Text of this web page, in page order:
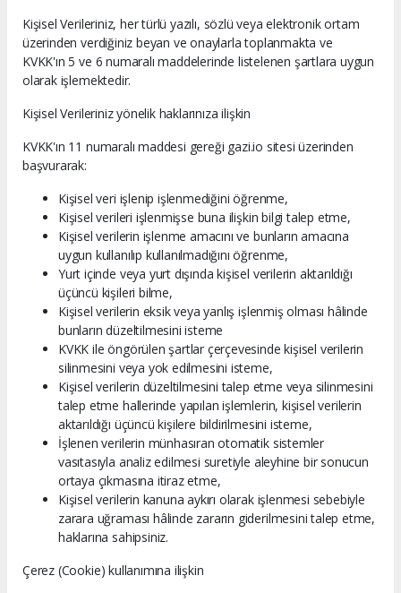
Kişisel Verileriniz, her türlü yazılı, sözlü veya elektronik ortam
üzerinden verdiğiniz beyan ve onaylarla toplanmakta ve
KVKK'ın 5 ve 6 numaralı maddelerinde listelenen şartlara uygun
olarak işlemektedir.
Kişisel Verileriniz yönelik haklarınıza ilişkin
KVKK'ın 11 numaralı maddesi gereği gazi.io sitesi üzerinden
başvurarak:
Kişisel veri işlenip işlenmediğini öğrenme,
Kişisel verileri işlenmişse buna ilişkin bilgi talep etme,
Kişisel verilerin işlenme amacını ve bunların amacına
uygun kullanılıp kullanılmadığını öğrenme,
Yurt içinde veya yurt dışında kişisel verilerin aktarıldığı
üçüncü kişileri bilme,
Kişisel verilerin eksik veya yanlış işlenmiş olması hâlinde
bunların düzeltilmesini isteme
KVKK ile öngörülen şartlar çerçevesinde kişisel verilerin
silinmesini veya yok edilmesini isteme,
Kişisel verilerin düzeltilmesini talep etme veya silinmesini
talep etme hallerinde yapılan işlemlerin, kişisel verilerin
aktarıldığı üçüncü kişilere bildirilmesini isteme,
İşlenen verilerin münhasıran otomatik sistemler
vasıtasıyla analiz edilmesi suretiyle aleyhine bir sonucun
ortaya çıkmasına itiraz etme,
Kişisel verilerin kanuna aykırı olarak işlenmesi sebebiyle
zarara uğraması hâlinde zararın giderilmesini talep etme,
haklarına sahipsiniz.
Çerez (Cookie) kullanımına ilişkin